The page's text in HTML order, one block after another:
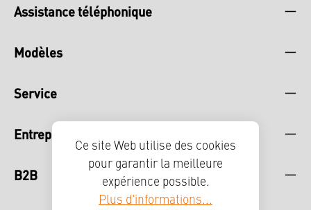
Assistance téléphonique
Modèles
Service
Entreprise
B2B
Ce site Web utilise des cookies
pour garantir la meilleure
expérience possible.
Plus d'informations...